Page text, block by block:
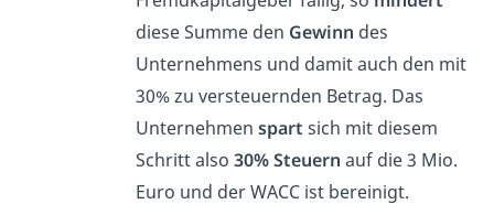
diese Summe den Gewinn des
Unternehmens und damit auch den mit
30% zu versteuernden Betrag. Das
Unternehmen spart sich mit diesem
Schritt also 30% Steuern auf die 3 Mio.
Euro und der WACC ist bereinigt.